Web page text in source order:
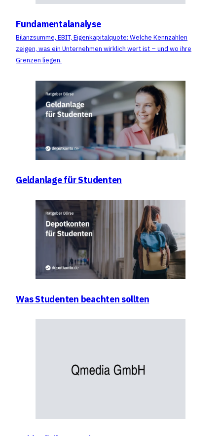
Fundamentalanalyse
Bilanzsumme, EBIT, Eigenkapitalquote: Welche Kennzahlen
zeigen, was ein Unternehmen wirklich wert ist – und wo ihre
Grenzen liegen.
Geldanlage für Studenten
Was Studenten beachten sollten